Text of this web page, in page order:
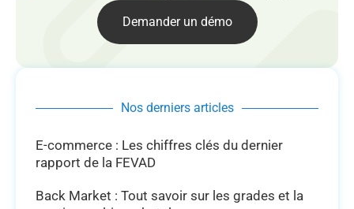
Demander un démo
Nos derniers articles
E-commerce : Les chiffres clés du dernier
rapport de la FEVAD
Back Market : Tout savoir sur les grades et la